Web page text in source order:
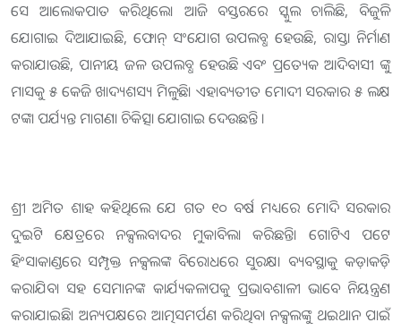
ସେ ଆଲୋକପାତ କରିଥିଲେ। ଆଜି ବସ୍ତରରେ ସ୍କୁଲ ଚାଲିଛି, ବିଜୁଳି
ଯୋଗାଇ ଦିଆଯାଇଛି, ଫୋନ୍ ସଂଯୋଗ ଉପଲବ୍ଧ ହେଉଛି, ରାସ୍ତା ନିର୍ମାଣ
କରାଯାଉଛି, ପାନୀୟ ଜଳ ଉପଲବ୍ଧ ହେଉଛି ଏବଂ ପ୍ରତ୍ୟେକ ଆଦିବାସୀ ଙ୍କୁ
ମାସକୁ ୫ କେଜି ଖାଦ୍ୟଶସ୍ୟ ମିଳୁଛି। ଏହାବ୍ୟତୀତ ମୋଦୀ ସରକାର ୫ ଲକ୍ଷ
ଟଙ୍କା ପର୍ଯ୍ୟନ୍ତ ମାଗଣା ଚିକିତ୍ସା ଯୋଗାଇ ଦେଉଛନ୍ତି ।
ଶ୍ରୀ ଅମିତ ଶାହ କହିଥିଲେ ଯେ ଗତ ୧୦ ବର୍ଷ ମଧ୍ୟରେ ମୋଦି ସରକାର
ଦୁଇଟି କ୍ଷେତ୍ରରେ ନକ୍ସଲବାଦର ମୁକାବିଲା କରିଛନ୍ତି। ଗୋଟିଏ ପଟେ
ହିଂସାକାଣ୍ଡରେ ସମ୍ପୃକ୍ତ ନକ୍ସଲଙ୍କ ବିରୋଧରେ ସୁରକ୍ଷା ବ୍ୟବସ୍ଥାକୁ କଡ଼ାକଡ଼ି
କରାଯିବା ସହ ସେମାନଙ୍କ କାର୍ଯ୍ୟକଳାପକୁ ପ୍ରଭାବଶାଳୀ ଭାବେ ନିୟନ୍ତ୍ରଣ
କରାଯାଇଛି। ଅନ୍ୟପକ୍ଷରେ ଆତ୍ମସମର୍ପଣ କରିଥିବା ନକ୍ସଲଙ୍କୁ ଥଇଥାନ ପାଇଁ